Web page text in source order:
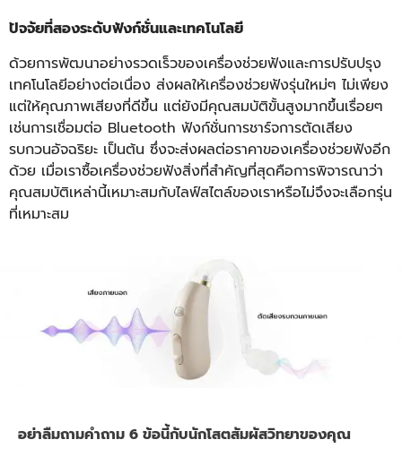
ปัจจัยที่สองระดับฟังก์ชั่นและเทคโนโลยี
ด้วยการพัฒนาอย่างรวดเร็วของเครื่องช่วยฟังและการปรับปรุง
เทคโนโลยีอย่างต่อเนื่อง ส่งผลให้เครื่องช่วยฟังรุ่นใหม่ๆ ไม่เพียง
แต่ให้คุณภาพเสียงที่ดีขึ้น แต่ยังมีคุณสมบัติขั้นสูงมากขึ้นเรื่อยๆ
เช่นการเชื่อมต่อ Bluetooth ฟังก์ชั่นการชาร์จการตัดเสียง
รบกวนอัจฉริยะ เป็นต้น ซึ่งจะส่งผลต่อราคาของเครื่องช่วยฟังอีก
ด้วย เมื่อเราซื้อเครื่องช่วยฟังสิ่งที่สําคัญที่สุดคือการพิจารณาว่า
คุณสมบัติเหล่านี้เหมาะสมกับไลฟ์สไตล์ของเราหรือไม่จึงจะเลือกรุ่น
ที่เหมาะสม
อย่าลืมถามคําถาม 6 ข้อนี้กับนักโสตสัมผัสวิทยาของคุณ